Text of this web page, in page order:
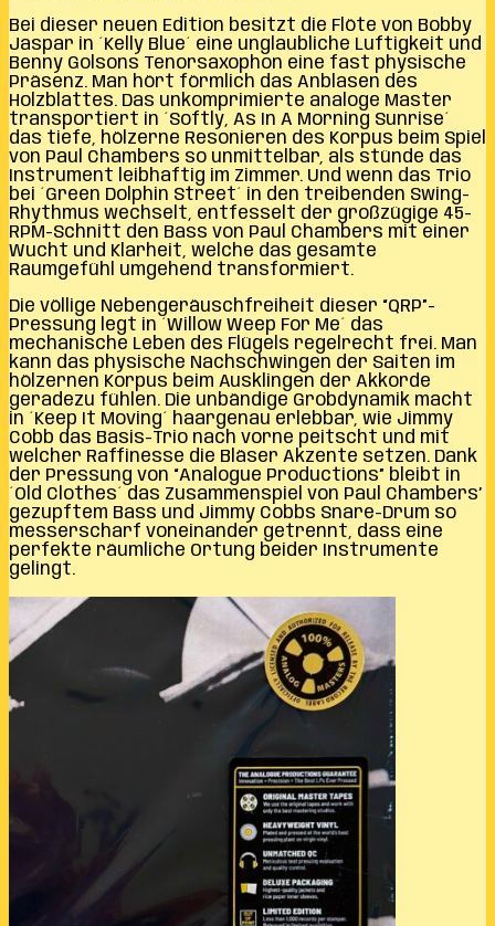
Bei dieser neuen Edition besitzt die Flöte von Bobby
Jaspar in ´Kelly Blue´ eine unglaubliche Luftigkeit und
Benny Golsons Tenorsaxophon eine fast physische
Präsenz. Man hört förmlich das Anblasen des
Holzblattes. Das unkomprimierte analoge Master
transportiert in ´Softly, As In A Morning Sunrise´
das tiefe, hölzerne Resonieren des Korpus beim Spiel
von Paul Chambers so unmittelbar, als stünde das
Instrument leibhaftig im Zimmer. Und wenn das Trio
bei ´Green Dolphin Street´ in den treibenden Swing-
Rhythmus wechselt, entfesselt der großzügige 45-
RPM-Schnitt den Bass von Paul Chambers mit einer
Wucht und Klarheit, welche das gesamte
Raumgefühl umgehend transformiert.
Die völlige Nebengeräuschfreiheit dieser “QRP”-
Pressung legt in ´Willow Weep For Me´ das
mechanische Leben des Flügels regelrecht frei. Man
kann das physische Nachschwingen der Saiten im
hölzernen Korpus beim Ausklingen der Akkorde
geradezu fühlen. Die unbändige Grobdynamik macht
in ´Keep It Moving´ haargenau erlebbar, wie Jimmy
Cobb das Basis-Trio nach vorne peitscht und mit
welcher Raffinesse die Bläser Akzente setzen. Dank
der Pressung von “Analogue Productions” bleibt in
´Old Clothes´ das Zusammenspiel von Paul Chambers’
gezupftem Bass und Jimmy Cobbs Snare-Drum so
messerscharf voneinander getrennt, dass eine
perfekte räumliche Ortung beider Instrumente
gelingt.